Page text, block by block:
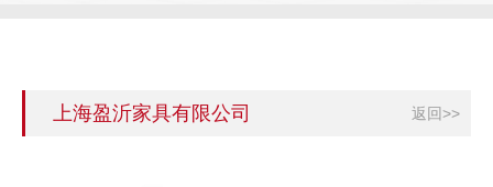
上海盈沂家具有限公司 返回>>